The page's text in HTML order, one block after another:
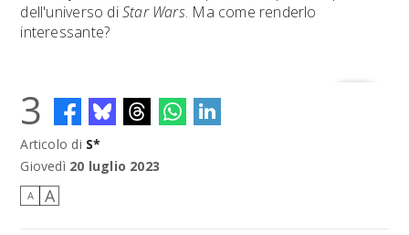
dell'universo diStar Wars. Ma come renderlo
interessante?
3
Articolo di S*
Giovedì 20 luglio 2023
A A